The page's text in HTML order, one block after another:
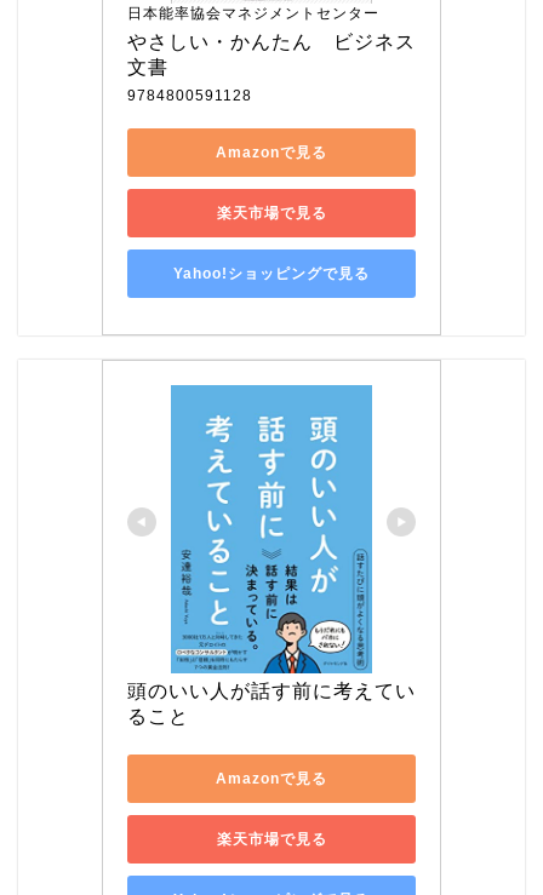
日本能率協会マネジメントセンター
やさしい・かんたん　ビジネス
文書
9784800591128
Amazonで見る
楽天市場で見る
Yahoo!ショッピングで見る
頭のいい人が話す前に考えてい
ること
Amazonで見る
楽天市場で見る